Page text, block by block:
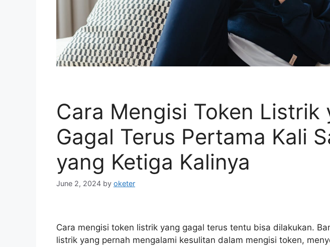
Cara Mengisi Token Listrik
Gagal Terus Pertama Kali
yang Ketiga Kalinya
June 2, 2024 by oketer
Cara mengisi token listrik yang gagal terus tentu bisa dilakukan.
listrik yang pernah mengalami kesulitan dalam mengisi token,